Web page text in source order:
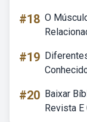
#18 O
#19
#20 Baixar
Revista